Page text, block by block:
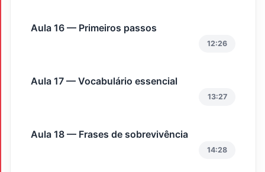
Aula 16 — Primeiros passos
12:26
Aula 17 — Vocabulário essencial
13:27
Aula 18 — Frases de sobrevivência
14:28